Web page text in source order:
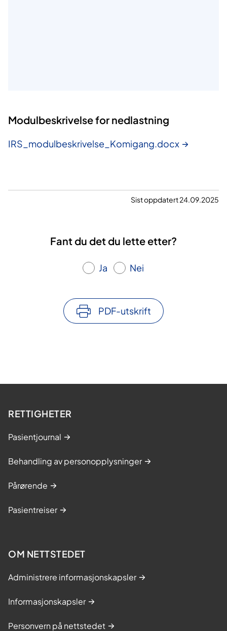
Modulbeskrivelse for nedlastning
IRS_modulbeskrivelse_Komigang.docx
Sist oppdatert 24.09.2025
Fant du det du lette etter?
Ja Nei
PDF-utskrift
RETTIGHETER
Pasientjournal
Behandling av personopplysninger
Pårørende
Pasientreiser
OM NETTSTEDET
Administrere informasjonskapsler
Informasjonskapsler
Personvern på nettstedet